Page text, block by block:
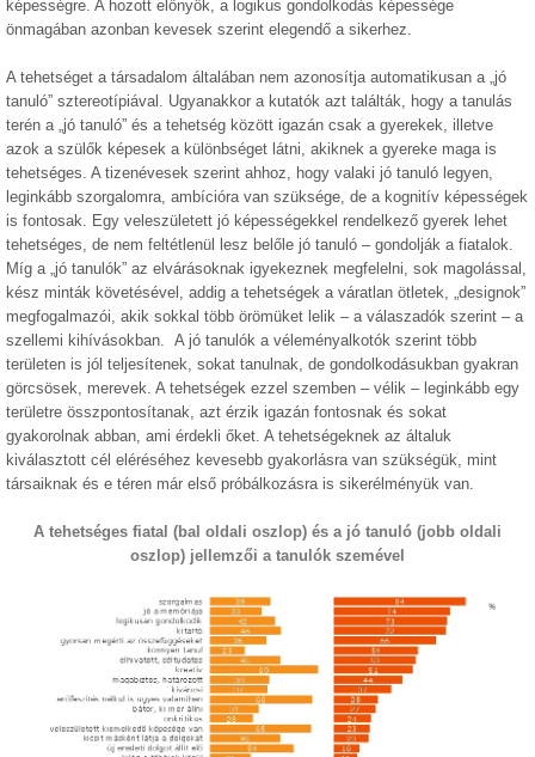
képességre. A hozott előnyök, a logikus gondolkodás képessége
önmagában azonban kevesek szerint elegendő a sikerhez.
A tehetséget a társadalom általában nem azonosítja automatikusan a „jó
tanuló” sztereotípiával. Ugyanakkor a kutatók azt találták, hogy a tanulás
terén a „jó tanuló” és a tehetség között igazán csak a gyerekek, illetve
azok a szülők képesek a különbséget látni, akiknek a gyereke maga is
tehetséges. A tizenévesek szerint ahhoz, hogy valaki jó tanuló legyen,
leginkább szorgalomra, ambícióra van szüksége, de a kognitív képességek
is fontosak. Egy veleszületett jó képességekkel rendelkező gyerek lehet
tehetséges, de nem feltétlenül lesz belőle jó tanuló – gondolják a fiatalok.
Míg a „jó tanulók” az elvárásoknak igyekeznek megfelelni, sok magolással,
kész minták követésével, addig a tehetségek a váratlan ötletek, „designok”
megfogalmazói, akik sokkal több örömüket lelik – a válaszadók szerint – a
szellemi kihívásokban. A jó tanulók a véleményalkotók szerint több
területen is jól teljesítenek, sokat tanulnak, de gondolkodásukban gyakran
görcsösek, merevek. A tehetségek ezzel szemben – vélik – leginkább egy
területre összpontosítanak, azt érzik igazán fontosnak és sokat
gyakorolnak abban, ami érdekli őket. A tehetségeknek az általuk
kiválasztott cél eléréséhez kevesebb gyakorlásra van szükségük, mint
társaiknak és e téren már első próbálkozásra is sikerélményük van.
A tehetséges fiatal (bal oldali oszlop) és a jó tanuló (jobb oldali
oszlop) jellemzői a tanulók szemével